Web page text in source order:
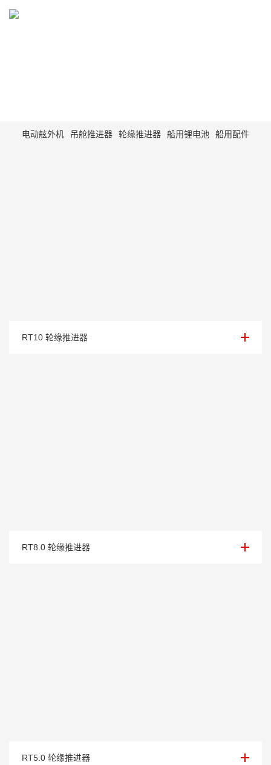
电动舷外机 吊舱推进器 轮缘推进器 船用锂电池 船用配件
轮缘推进器（10kw）
RT10 轮缘推进器
轮缘推进器（8.0kw）
RT8.0 轮缘推进器
轮缘推进器（5.0kw）
RT5.0 轮缘推进器